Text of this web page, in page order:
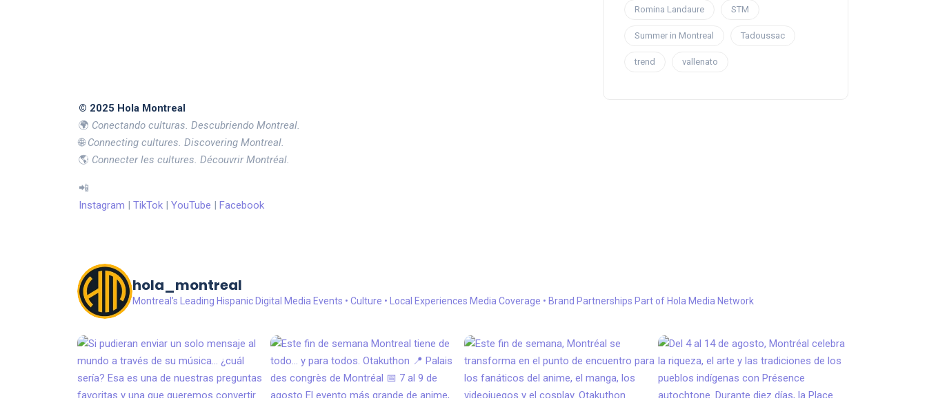
Romina Landaure STM
Summer in Montreal Tadoussac
trend vallenato
© 2025 Hola Montreal
🌍 Conectando culturas. Descubriendo Montreal.
🌐Connecting cultures. Discovering Montreal.
🌎 Connecter les cultures. Découvrir Montréal.
📲
Instagram | TikTok | YouTube | Facebook
hola_montreal
Montreal’s Leading Hispanic Digital Media Events • Culture • Local Experiences Media Coverage • Brand Partnerships Part of Hola Media Network